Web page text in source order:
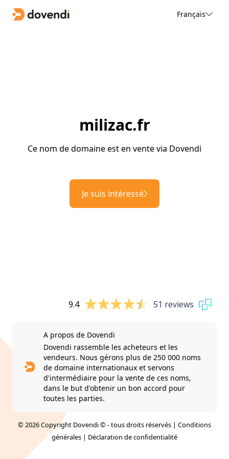
Français
milizac.fr
Ce nom de domaine est en vente via Dovendi
Je suis intéressé
9.4 51 reviews
A propos de Dovendi
Dovendi rassemble les acheteurs et les
vendeurs. Nous gérons plus de 250 000 noms
de domaine internationaux et servons
d'intermédiaire pour la vente de ces noms,
dans le but d'obtenir un bon accord pour
toutes les parties.
© 2026 Copyright Dovendi © - tous droits réservés | Conditions
générales | Déclaration de confidentialité